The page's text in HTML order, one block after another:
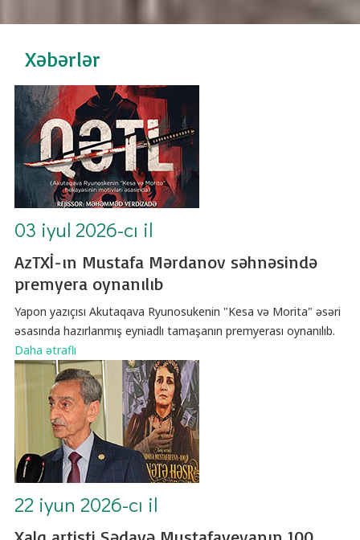
Xəbərlər
03 iyul 2026-cı il
AzTXİ-ın Mustafa Mərdanov səhnəsində
premyera oynanılıb
Yapon yazıçısı Akutaqava Ryunosukenin "Kesa və Morita" əsəri
əsasında hazırlanmış eyniadlı tamaşanın premyerası oynanılıb.
Daha ətraflı
22 iyun 2026-cı il